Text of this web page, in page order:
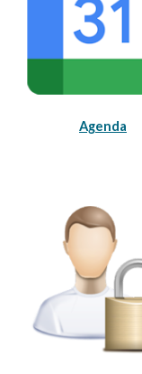
Agenda